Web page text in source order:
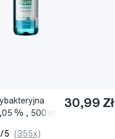
% , 500 ml
30,99 Zł
/5 (355x)